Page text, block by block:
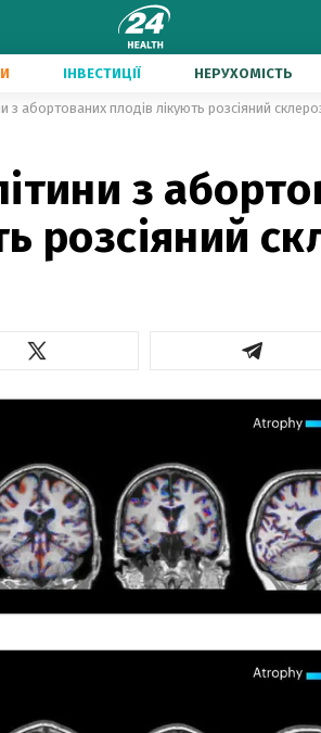
ІНВЕСТИЦІЇ НЕРУХОМІСТЬ
з абортованих плодів лікують розсіяний
з
розсіяний